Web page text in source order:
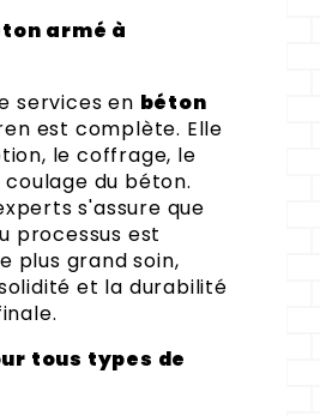
armé à
services en béton
est complète. Elle
le coffrage, le
du béton.
s'assure que
processus est
plus grand soin,
et la durabilité
tous types de